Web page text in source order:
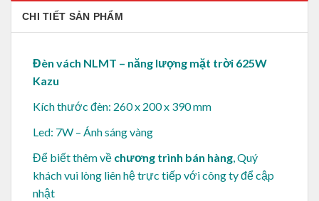
CHI TIẾT SẢN PHẨM
Đèn vách NLMT – năng lượng mặt trời 625W
Kazu
Kích thước đèn: 260 x 200 x 390 mm
Led: 7W – Ánh sáng vàng
Để biết thêm về chương trình bán hàng, Quý
khách vui lòng liên hệ trực tiếp với công ty để cập
nhật